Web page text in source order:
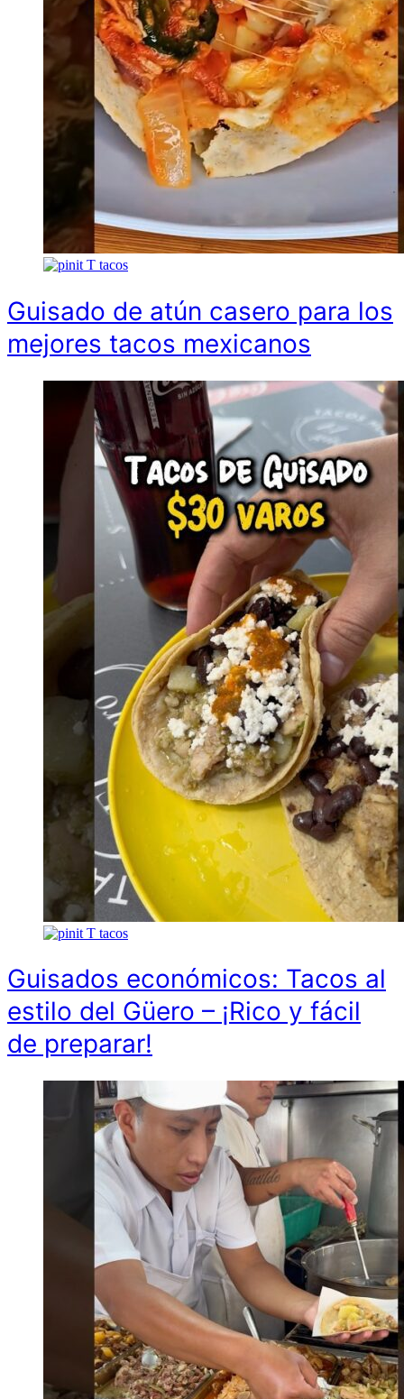
T tacos
Guisado de atún casero para los
mejores tacos mexicanos
T tacos
Guisados económicos: Tacos al
estilo del Güero – ¡Rico y fácil
de preparar!